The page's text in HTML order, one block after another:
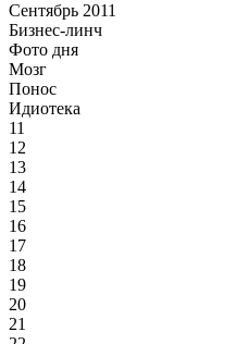
Сентябрь 2011
Бизнес-линч
Фото дня
Мозг
Понос
Идиотека
11
12
13
14
15
16
17
18
19
20
21